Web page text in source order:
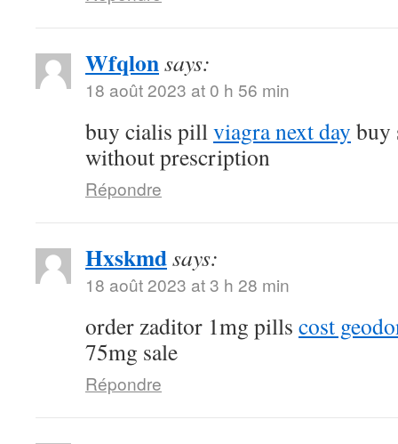
Wfqlonsays:
18 août 2023 at 0 h 56 min
buy cialis pillviagra next day buy
without prescription
Répondre
Hxskmdsays:
18 août 2023 at 3 h 28 min
order zaditor 1mg pills cost
75mg sale
Répondre